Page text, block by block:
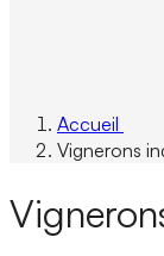
Accueil
Vignerons